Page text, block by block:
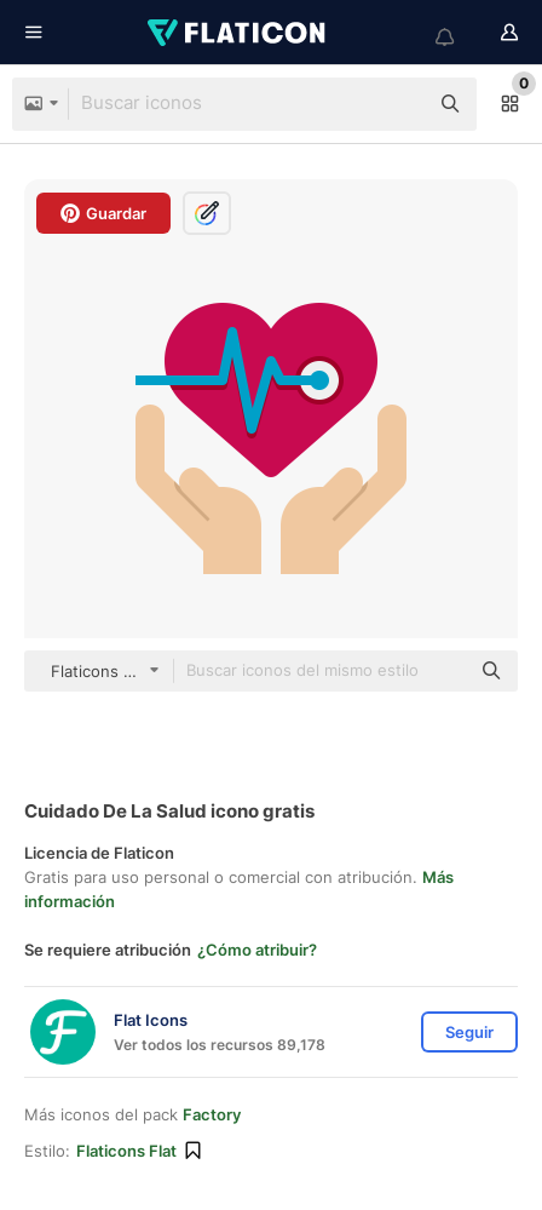
0
Guardar
Flaticons Flat
Cuidado De La Salud icono gratis
Licencia de Flaticon
Gratis para uso personal o comercial con atribución. Más
información
Se requiere atribución ¿Cómo atribuir?
Flat Icons
Ver todos los recursos 89,178
Seguir
Más iconos del pack Factory
Estilo: Flaticons Flat